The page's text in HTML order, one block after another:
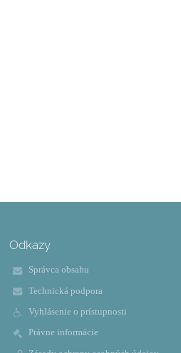
Odkazy
Správca obsahu
Technická podpora
Vyhlásenie o prístupnosti
Právne informácie